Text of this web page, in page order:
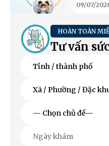
09/07/
HOÀN TOÀN
Tư vấn